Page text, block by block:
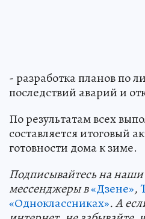
- разработка планов по
последствий аварий и
По результатам всех
составляется итоговый
готовности дома к зиме.
Подписывайтесь на
мессенджеры в«Дзене»,
«Одноклассниках». А